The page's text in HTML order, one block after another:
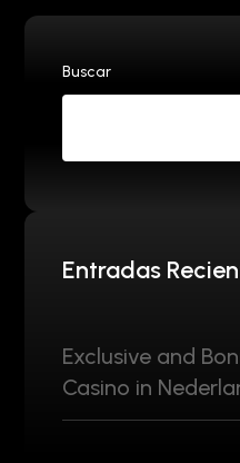
Buscar
Entradas
Exclusive and
Casino in